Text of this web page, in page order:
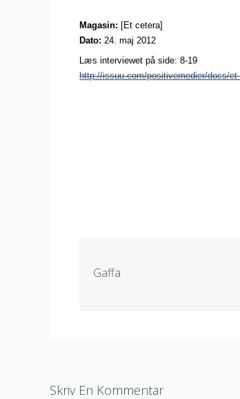
Magasin: [Et cetera]
Dato: 24. maj 2012
Læs interviewet på side: 8-19
http://issuu.com/positivemedier/docs/
Gaffa
Skriv En Kommentar